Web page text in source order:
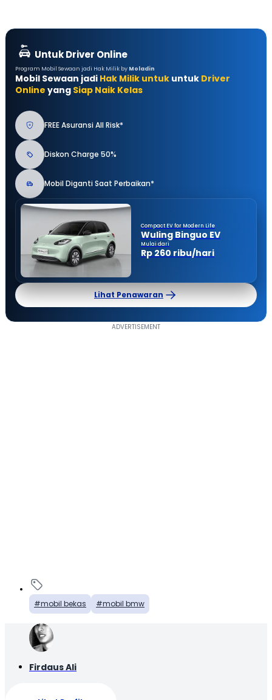
Untuk Driver Online
Program Mobil Sewaan jadi Hak Milik by Moladin
Mobil Sewaan jadi Hak Milik untuk untuk Driver
Online yang Siap Naik Kelas
FREE Asuransi All Risk*
Diskon Charge 50%
Mobil Diganti Saat Perbaikan*
Compact EV for Modern Life
Wuling Binguo EV
Mulai dari
Rp 260 ribu/hari
Lihat Penawaran
mobil bekas mobil bmw
Firdaus Ali